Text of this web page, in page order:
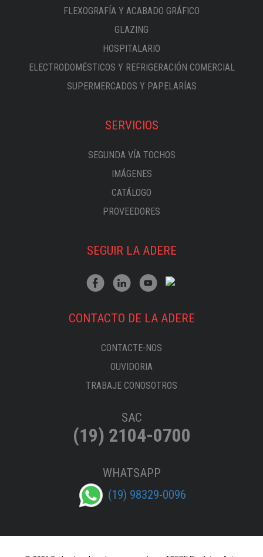
FLEXOGRAFÍA Y ACABADO GRÁFICO
GLAZING
HOSPITALARIO
ELECTRODOMÉSTICOS Y REFRIGERACIÓN COMERCIAL
SUPERMERCADOS Y PAPELARÍAS
SERVICIOS
SEGUNDA VÍA TOCHOS
IMÁGENES
CATÁLOGO
PROVEEDORES
SEGUIR LA ADERE
CONTACTO DE LA ADERE
CONTACTE-NOS
OUVIDORIA
TRABAJE CONOSOTROS
SAC
(19) 2104-0700
WHATSAPP
(19) 98329-0096